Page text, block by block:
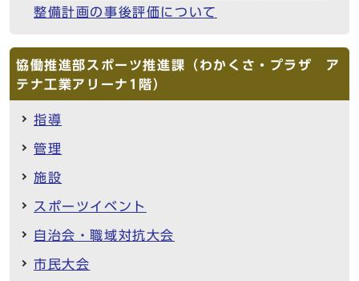
整備計画の事後評価について
協働推進部スポーツ推進課（わかくさ・プラザ ア
テナ工業アリーナ1階）
指導
管理
施設
スポーツイベント
自治会・職域対抗大会
市民大会